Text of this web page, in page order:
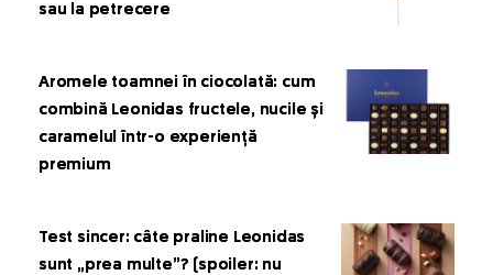
sau la petrecere
Aromele toamnei în ciocolată: cum
combină Leonidas fructele, nucile și
caramelul într-o experiență
premium
Test sincer: câte praline Leonidas
sunt „prea multe”? (spoiler: nu